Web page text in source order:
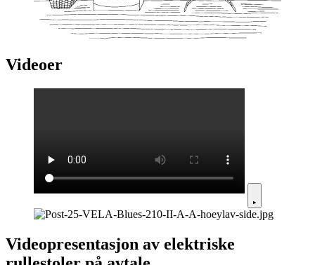
Videoer
Videopresentasjon av elektriske